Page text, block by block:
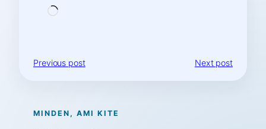
Loading…
Previous post Next post
MINDEN, AMI KITE